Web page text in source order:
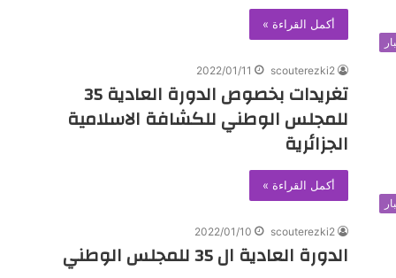
أكمل القراءة »
scouterezki2
2022/01/11
تغريدات بخصوص الدورة العادية 35
للمجلس الوطني للكشافة الاسلامية
الجزائرية
أكمل القراءة »
scouterezki2
2022/01/10
الدورة العادية ال 35 للمجلس الوطني